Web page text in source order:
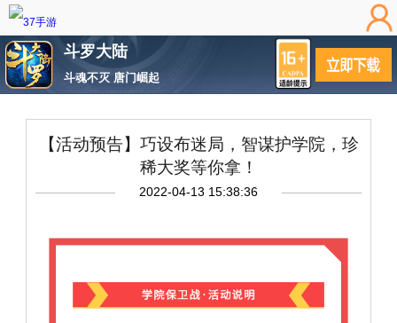
斗罗大陆
斗魂不灭 唐门崛起
【活动预告】巧设布迷局，智谋护学院，珍
稀大奖等你拿！
2022-04-13 15:38:36